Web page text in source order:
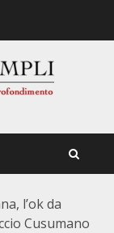
l’ok da
Cusumano